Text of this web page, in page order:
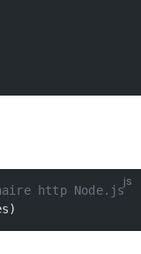
js
http Node.js